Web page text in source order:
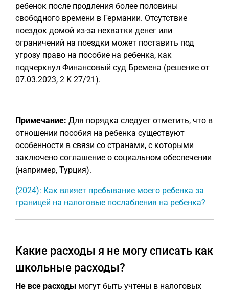
ребенок после продления более половины
свободного времени в Германии. Отсутствие
поездок домой из-за нехватки денег или
ограничений на поездки может поставить под
угрозу право на пособие на ребенка, как
подчеркнул Финансовый суд Бремена (решение от
07.03.2023, 2 K 27/21).
Примечание: Для порядка следует отметить, что в
отношении пособия на ребенка существуют
особенности в связи со странами, с которыми
заключено соглашение о социальном обеспечении
(например, Турция).
(2024): Как влияет пребывание моего ребенка за
границей на налоговые послабления на ребенка?
Какие расходы я не могу списать как
школьные расходы?
Не все расходы могут быть учтены в налоговых